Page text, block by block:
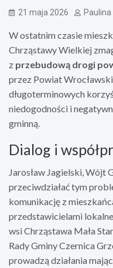
21 maja 2026
W ostatnim czasie
Chrząstawy Wielkiej
z przebudową drogi
przez Powiat
długoterminowych
niedogodności i
gminną.
Dialog i
Jarosław Jagielski, Wójt
przeciwdziałać tym
komunikację z
przedstawicielami
wsi Chrząstawa Mała
Rady Gminy Czernica
prowadzą działania